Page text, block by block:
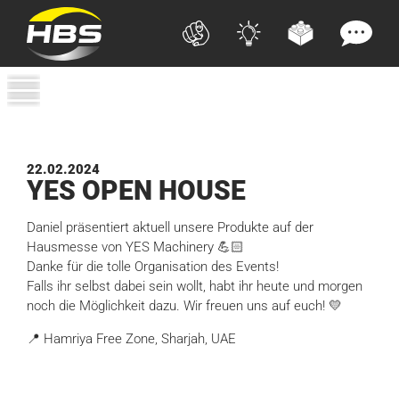
22.02.2024
YES OPEN HOUSE
Daniel präsentiert aktuell unsere Produkte auf der
Hausmesse von YES Machinery 💪🏻
Danke für die tolle Organisation des Events!
Falls ihr selbst dabei sein wollt, habt ihr heute und morgen
noch die Möglichkeit dazu. Wir freuen uns auf euch! 💛
📍 Hamriya Free Zone, Sharjah, UAE